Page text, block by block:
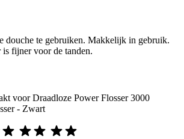
douche te gebruiken. Makkelijk in gebruik.
fijner voor de tanden.
voor Draadloze Power Flosser 3000
- Zwart